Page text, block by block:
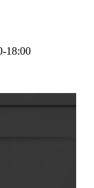
18:00